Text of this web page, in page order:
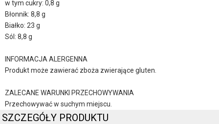
w tym cukry: 0,8 g
Błonnik: 8,8 g
Białko: 23 g
Sól: 8,8 g
INFORMACJA ALERGENNA
Produkt może zawierać zboża zwierające gluten.
ZALECANE WARUNKI PRZECHOWYWANIA
Przechowywać w suchym miejscu.
SZCZEGÓŁY PRODUKTU